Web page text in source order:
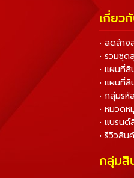
เกี่ยว
• ลดล้า
• รวมชุ
• แผนที่
• แผนที่สิ
• กลุ่มรหั
• หมวดห
• แบรนด์
• รีวิวสิน
กลุ่มสิ